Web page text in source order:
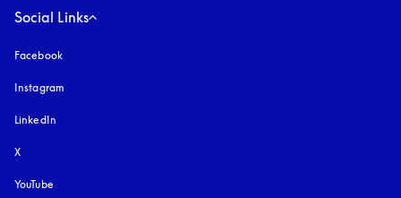
Social Links
Facebook
Instagram
LinkedIn
X
YouTube